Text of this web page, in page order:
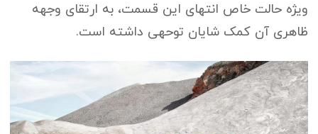
ویژه حالت خاص انتهای این قسمت، به ارتقای وجهه
ظاهری آن کمک شایان توحهی داشته است.